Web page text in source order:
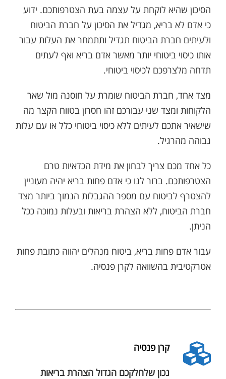
הסיכון שהיא לוקחת על עצמה בעת הצטרפותכם. ידוע
כי אדם לא בריא, מגדיל את הסיכון על חברת הביטוח
ולעיתים חברת הביטוח תגדיל ותתמחר את העלות עבור
אותו כיסוי ביטוחי יותר מאשר אדם בריא ואף לעתים
תדחה מלצרפכם לכיסוי ביטוחי.
מצד אחד, חברת הביטוח שומרת על חוסנה מול שאר
הלקוחות ומצד שני עבורכם זהו חסרון בטווח הקצר מה
שישאיר אתכם לעיתים ללא כיסוי ביטוחי כלל או עם עלות
גבוהה מהרגיל.
כל אחד מכם צריך לבחון את מידת הכדאיות טרם
הצטרפותכם. ברור לנו כי אדם פחות בריא יהיה מעוניין
להצטרף לביטוח עם מספר ההגבלות הנמוך ביותר מצד
חברת הביטוח, ללא הצהרת בריאות ובעלות נמוכה ככל
הניתן.
עבור אדם פחות בריא, ביטוח מנהלים יהווה כתובת פחות
אטרקטיבית בהשוואה לקרן פנסיה.
קרן פנסיה
נכון שלחלקכם הגדול הצהרת בריאות